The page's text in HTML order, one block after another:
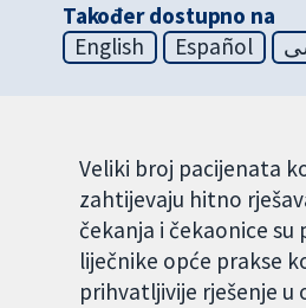
Također dostupno na
English
Español
Veliki broj pacijenata
zahtijevaju hitno
čekanja i čekaonice
liječnike opće prakse
prihvatljivije rješenje u